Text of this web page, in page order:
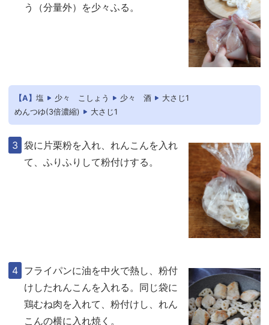
う（分量外）を少々ふる。
【A】 塩 少々 こしょう 少々 酒
大さじ1
めんつゆ(3倍濃縮)
大さじ1
袋に片栗粉を入れ、れんこんを入れ
て、ふりふりして粉付けする。
フライパンに油を中火で熱し、粉付
けしたれんこんを入れる。同じ袋に
鶏むね肉を入れて、粉付けし、れん
こんの横に入れ焼く。